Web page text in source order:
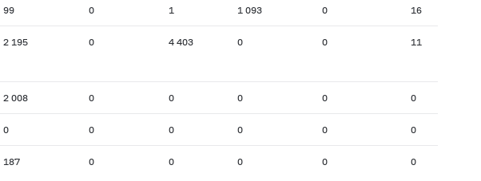
99 0 1 1 093 0 16
2 195 0 4 403 0 0 11
2 008 0 0 0 0 0
0 0 0 0 0 0
187 0 0 0 0 0